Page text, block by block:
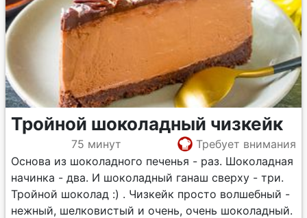
Тройной шоколадный чизкейк
75 минут
Требует внимания
Основа из шоколадного печенья - раз. Шоколадная
начинка - два. И шоколадный ганаш сверху - три.
Тройной шоколад :) . Чизкейк просто волшебный -
нежный, шелковистый и очень, очень шоколадный.